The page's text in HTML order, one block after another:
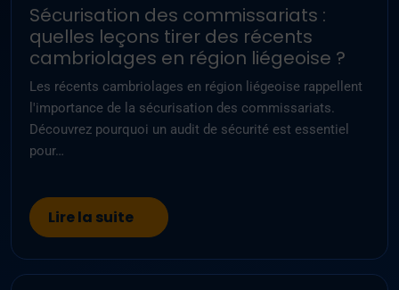
Sécurisation des commissariats :
quelles leçons tirer des récents
cambriolages en région liégeoise ?
Les récents cambriolages en région liégeoise rappellent
l'importance de la sécurisation des commissariats.
Découvrez pourquoi un audit de sécurité est essentiel
pour…
Lire la suite